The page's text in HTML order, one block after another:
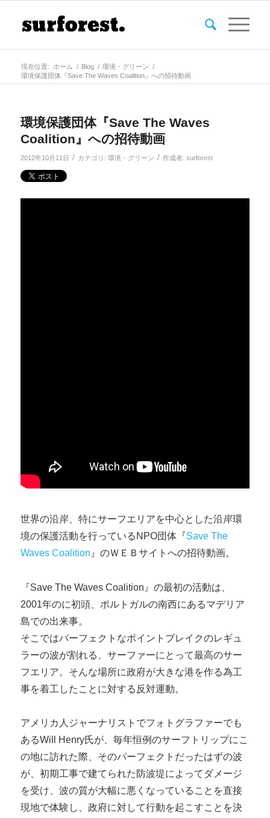
現在位置: ホーム / Blog / 環境・グリーン /
環境保護団体『Save The Waves Coalition』への招待動画
環境保護団体『Save The Waves
Coalition』への招待動画
2012年10月11日 / カテゴリ: 環境・グリーン / 作成者: surforest
世界の沿岸、特にサーフエリアを中心とした沿岸環
境の保護活動を行っているNPO団体『Save The
Waves Coalition 』のＷＥＢサイトへの招待動画。
『Save The Waves Coalition』の最初の活動は、
2001年のに初頭、ポルトガルの南西にあるマデリア
島での出来事。
そこではパーフェクトなポイントブレイクのレギュ
ラーの波が割れる、サーファーにとって最高のサー
フエリア。そんな場所に政府が大きな港を作る為工
事を着工したことに対する反対運動。
アメリカ人ジャーナリストでフォトグラファーでも
あるWill Henry氏が、毎年恒例のサーフトリップにこ
の地に訪れた際、そのパーフェクトだったはずの波
が、初期工事で建てられた防波堤によってダメージ
を受け、波の質が大幅に悪くなっていることを直接
現地で体験し、政府に対して行動を起こすことを決